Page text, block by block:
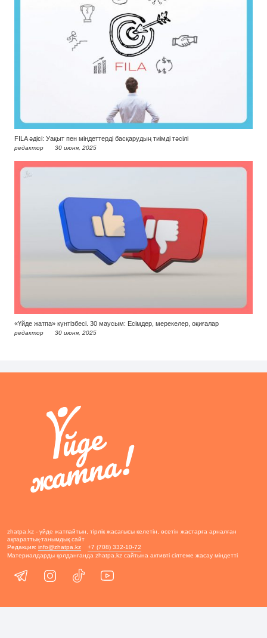
FILA әдісі: Уақыт пен міндеттерді басқарудың тиімді тәсілі
редактор 30 июня, 2025
«Үйде жатпа» күнтізбесі. 30 маусым: Есімдер, мерекелер, оқиғалар
редактор 30 июня, 2025
zhatpa.kz - үйде жатпайтын, тірлік жасағысы келетін, өсетін жастарға арналған
ақпараттық-танымдық сайт
Редакция: info@zhatpa.kz
+7 (708) 332-10-72
Материалдарды қолданғанда zhatpa.kz сайтына активті сілтеме жасау міндетті